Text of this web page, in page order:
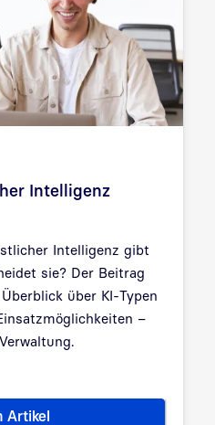
Intelligenz
Intelligenz gibt
sie? Der Beitrag
über KI-Typen
–
Artikel